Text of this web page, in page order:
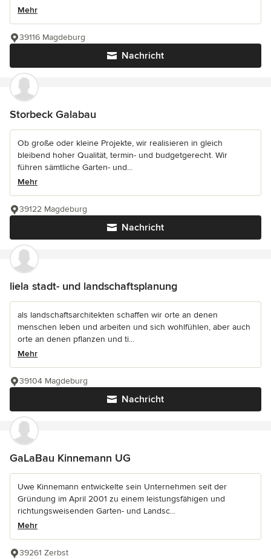
Mehr
Nachricht
39116 Magdeburg
Storbeck Galabau
Ob große oder kleine Projekte, wir realisieren in gleich
bleibend hoher Qualität, termin- und budgetgerecht. Wir
führen sämtliche Garten- und...
Mehr
Nachricht
39122 Magdeburg
liela stadt- und landschaftsplanung
als landschaftsarchitekten schaffen wir orte an denen
menschen leben und arbeiten und sich wohlfühlen, aber auch
orte an denen pflanzen und ti...
Mehr
Nachricht
39104 Magdeburg
GaLaBau Kinnemann UG
Uwe Kinnemann entwickelte sein Unternehmen seit der
Gründung im April 2001 zu einem leistungsfähigen und
richtungsweisenden Garten- und Landsc...
Mehr
39261 Zerbst